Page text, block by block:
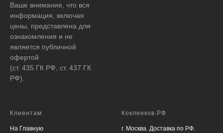
Ваше внимание, что вся
информация, включая
цены, представлена для
ознакомления и не
является публичной
офертой
(ст. 435 ГК РФ, ст. 437 ГК
РФ).
Клиентам
На Главную
Кокленков.РФ
г. Москва. Доставка по РФ.